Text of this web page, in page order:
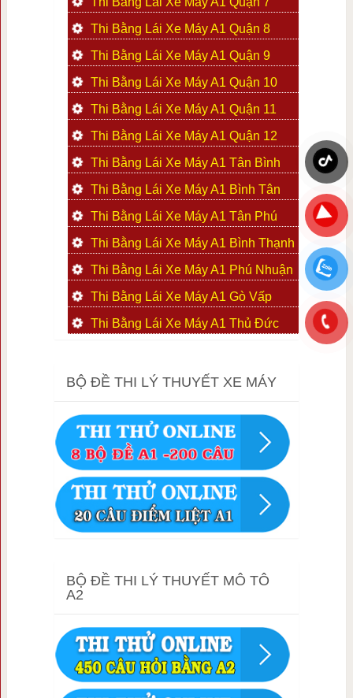
Thi Bằng Lái Xe Máy A1 Quận 8
Thi Bằng Lái Xe Máy A1 Quận 9
Thi Bằng Lái Xe Máy A1 Quận 10
Thi Bằng Lái Xe Máy A1 Quận 11
Thi Bằng Lái Xe Máy A1 Quận 12
Thi Bằng Lái Xe Máy A1 Tân Bình
Thi Bằng Lái Xe Máy A1 Bình Tân
Thi Bằng Lái Xe Máy A1 Tân Phú
Thi Bằng Lái Xe Máy A1 Bình Thạnh
Thi Bằng Lái Xe Máy A1 Phú Nhuận
Thi Bằng Lái Xe Máy A1 Gò Vấp
Thi Bằng Lái Xe Máy A1 Thủ Đức
BỘ ĐỀ THI LÝ THUYẾT XE MÁY
BỘ ĐỀ THI LÝ THUYẾT MÔ TÔ
A2